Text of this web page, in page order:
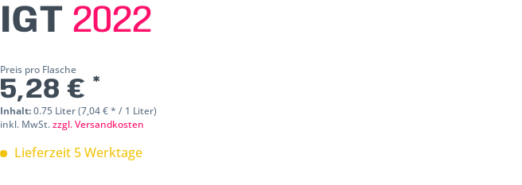
IGT 2022
Preis pro Flasche
5,28 € *
Inhalt:0.75 Liter (7,04 € * / 1 Liter)
inkl. MwSt.zzgl. Versandkosten
Lieferzeit 5 Werktage